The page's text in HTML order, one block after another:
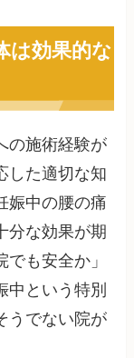
は効果的な
の施術経験が
した適切な知
娠中の腰の痛
分な効果が期
も安全か」
中という特別
うでない院が